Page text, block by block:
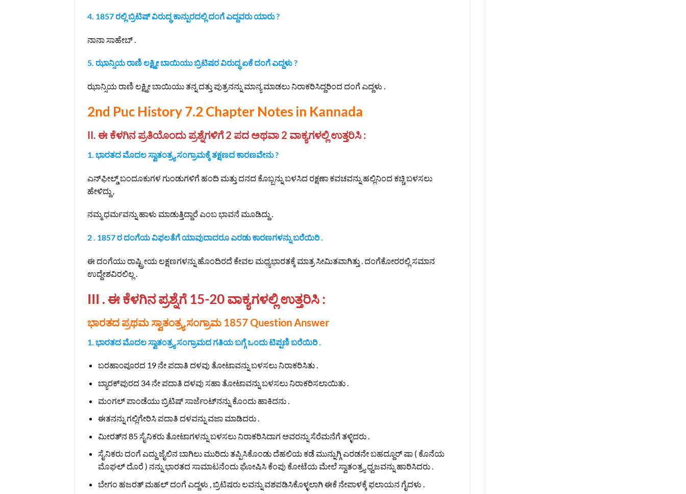
4. 1857 ರಲ್ಲಿ ಬ್ರಿಟಿಷ್‌ ವಿರುದ್ಧ ಕಾನ್ಪುರದಲ್ಲಿ ದಂಗೆ ಎದ್ದವರು ಯಾರು ?
ನಾನಾ ಸಾಹೇಬ್ .
5. ಝಾನ್ಸಿಯ ರಾಣಿ ಲಕ್ಷ್ಮೀ ಬಾಯಿಯು ಬ್ರಿಟಿಷರ ವಿರುದ್ಧ ಏಕೆ ದಂಗೆ ಎದ್ದಳು ?
ಝಾನ್ಸಿಯ ರಾಣಿ ಲಕ್ಷ್ಮೀ ಬಾಯಿಯು ತನ್ನ ದತ್ತು ಪುತ್ರನನ್ನು ಮಾನ್ಯ ಮಾಡಲು ನಿರಾಕರಿಸಿದ್ದರಿಂದ ದಂಗೆ ಎದ್ದಳು .
2nd Puc History 7.2 Chapter Notes in Kannada
II. ಈ ಕೆಳಗಿನ ಪ್ರತಿಯೊಂದು ಪ್ರಶ್ನೆಗಳಿಗೆ 2 ಪದ ಅಥವಾ 2 ವಾಕ್ಯಗಳಲ್ಲಿ ಉತ್ತರಿಸಿ :
1. ಭಾರತದ ಮೊದಲ ಸ್ವಾತಂತ್ರ್ಯ ಸಂಗ್ರಾಮಕ್ಕೆ ತಕ್ಷಣದ ಕಾರಣವೇನು ?
ಎನ್‌ಫೀಲ್ಡ್ ಬಂದೂಕುಗಳ ಗುಂಡುಗಳಿಗೆ ಹಂದಿ ಮತ್ತು ದನದ ಕೊಬ್ಬನ್ನು ಬಳಸಿದ ರಕ್ಷಣಾ ಕವಚವನ್ನು ಹಲ್ಲಿನಿಂದ ಕಚ್ಚಿ ಬಳಸಲು
ಹೇಳಿದ್ದು ,
ನಮ್ಮ ಧರ್ಮವನ್ನು ಹಾಳು ಮಾಡುತ್ತಿದ್ದಾರೆ ಎಂಬ ಭಾವನೆ ಮೂಡಿದ್ದು .
2 . 1857 ರ ದಂಗೆಯ ವಿಫಲತೆಗೆ ಯಾವುದಾದರೂ ಎರಡು ಕಾರಣಗಳನ್ನು ಬರೆಯಿರಿ .
ಈ ದಂಗೆಯು ರಾಷ್ಟ್ರೀಯ ಲಕ್ಷಣಗಳನ್ನು ಹೊಂದಿರದೆ ಕೇವಲ ಮಧ್ಯಭಾರತಕ್ಕೆ ಮಾತ್ರ ಸೀಮಿತವಾಗಿತ್ತು . ದಂಗೆಕೋರರಲ್ಲಿ ಸಮಾನ
ಉದ್ದೇಶವಿರಲಿಲ್ಲ .
III . ಈ ಕೆಳಗಿನ ಪ್ರಶ್ನೆಗೆ 15-20 ವಾಕ್ಯಗಳಲ್ಲಿ ಉತ್ತರಿಸಿ :
ಭಾರತದ ಪ್ರಥಮ ಸ್ವಾತಂತ್ರ್ಯ ಸಂಗ್ರಾಮ 1857 Question Answer
1. ಭಾರತದ ಮೊದಲ ಸ್ವಾತಂತ್ರ್ಯ ಸಂಗ್ರಾಮದ ಗತಿಯ ಬಗ್ಗೆ ಒಂದು ಟಿಪ್ಪಣಿ ಬರೆಯಿರಿ .
ಬರಹಾ೦ಪೂರದ 19 ನೇ ಪದಾತಿ ದಳವು ತೋಟಾವನ್ನು ಬಳಸಲು ನಿರಾಕರಿಸಿತು .
ಬ್ಯಾರಕ್‌ಪುರದ 34 ನೇ ಪದಾತಿ ದಳವು ಸಹಾ ತೋಟಾವನ್ನು ಬಳಸಲು ನಿರಾಕರಿಸಲಾಯಿತು .
ಮಂಗಲ್ ಪಾಂಡೆಯು ಬ್ರಿಟಿಷ್ ಸಾರ್ಜೆಂಟ್‌ನನ್ನು ಕೊಂದು ಹಾಕಿದನು .
ಈತನನ್ನು ಗಲ್ಲಿಗೇರಿಸಿ ಪದಾತಿ ದಳವನ್ನು ವಜಾ ಮಾಡಿದರು .
ಮೀರತ್‌ನ 85 ಸೈನಿಕರು ತೋಟಾಗಳನ್ನು ಬಳಸಲು ನಿರಾಕರಿಸಿದಾಗ ಅವರನ್ನು ಸೆರೆಮನೆಗೆ ತಳ್ಳಿದರು .
ಸೈನಿಕರು ದಂಗೆ ಎದ್ದು ಜೈಲಿನ ಬಾಗಿಲು ಮುರಿದು ತಪ್ಪಿಸಿಕೊಂಡು ದೆಹಲಿಯ ಕಡೆ ಮುನ್ನುಗ್ಗಿ ಎರಡನೇ ಬಹದ್ದೂರ್ ಷಾ ( ಕೊನೆಯ
ಮೊಘಲ್ ದೊರೆ ) ನನ್ನು ಭಾರತದ ಸಾಮಾಟನೆಂದು ಘೋಷಿಸಿ ಕೆಂಪು ಕೋಟೆಯ ಮೇಲೆ ಸ್ವಾತಂತ್ರ್ಯ ಧ್ವಜವನ್ನು ಹಾರಿಸಿದರು .
ಬೇಗಂ ಹಜರತ್ ಮಹಲ್ ದಂಗೆ ಎದ್ದಳು , ಬ್ರಿಟಿಷರು ಲವನ್ನು ವಶಪಡಿಸಿಕೊಳ್ಳಲಾಗಿ ಈಕೆ ನೇಪಾಳಕ್ಕೆ ಫಲಾಯನ ಗೈದಳು .